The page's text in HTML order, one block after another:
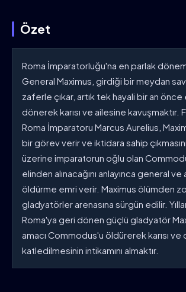
Özet
Roma İmparatorluğu'na en parlak
General Maximus, girdiği bir meydan
zaferle çıkar, artık tek hayali bir an önce
dönerek karısı ve ailesine kavuşmaktır.
Roma İmparatoru Marcus Aurelius,
bir görev verir ve iktidara sahip
üzerine imparatorun oğlu olan
elinden alınacağını anlayınca general ve
öldürme emri verir. Maximus ölümden
gladyatörler arenasına sürgün edilir.
Roma'ya geri dönen güçlü gladyatör
amacı Commodus'u öldürerek karısı ve
katledilmesinin intikamını almaktır.